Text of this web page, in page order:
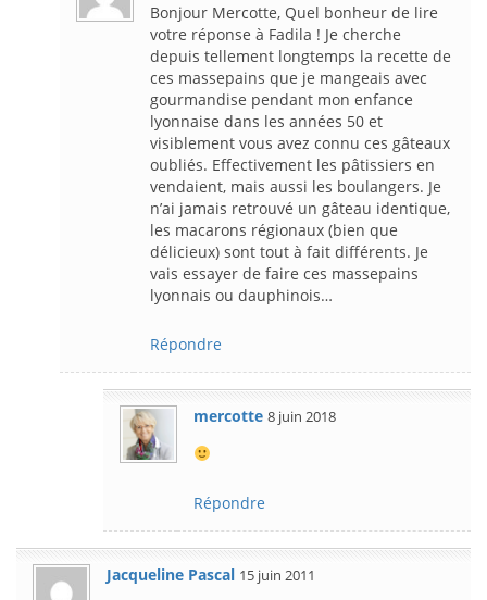
Bonjour Mercotte, Quel bonheur de lire
votre réponse à Fadila ! Je cherche
depuis tellement longtemps la recette de
ces massepains que je mangeais avec
gourmandise pendant mon enfance
lyonnaise dans les années 50 et
visiblement vous avez connu ces gâteaux
oubliés. Effectivement les pâtissiers en
vendaient, mais aussi les boulangers. Je
n’ai jamais retrouvé un gâteau identique,
les macarons régionaux (bien que
délicieux) sont tout à fait différents. Je
vais essayer de faire ces massepains
lyonnais ou dauphinois…
Répondre
mercotte 8 juin 2018
Répondre
Jacqueline Pascal 15 juin 2011